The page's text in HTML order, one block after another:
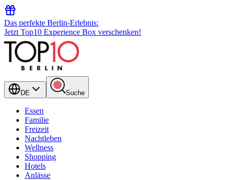
Das perfekte Berlin-Erlebnis:
Jetzt Top10 Experience Box verschenken!
DE Suche
Essen
Familie
Freizeit
Nachtleben
Wellness
Shopping
Hotels
Anlässe